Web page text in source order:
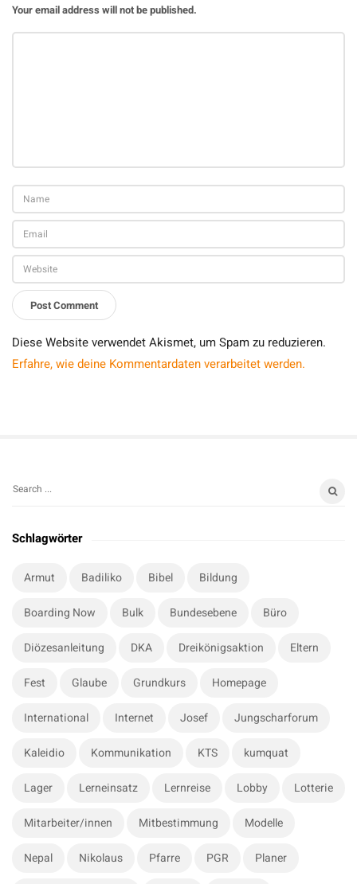
Your email address will not be published.
Diese Website verwendet Akismet, um Spam zu reduzieren.
Erfahre, wie deine Kommentardaten verarbeitet werden.
S
t
S
a
Schlagwörter
Armut Badiliko Bibel Bildung
Boarding Now Bulk Bundesebene Büro
Diözesanleitung DKA Dreikönigsaktion Eltern
Fest Glaube Grundkurs Homepage
International Internet Josef Jungscharforum
Kaleidio Kommunikation KTS kumquat
Lager Lerneinsatz Lernreise Lobby Lotterie
Mitarbeiter/innen Mitbestimmung Modelle
Nepal Nikolaus Pfarre PGR Planer